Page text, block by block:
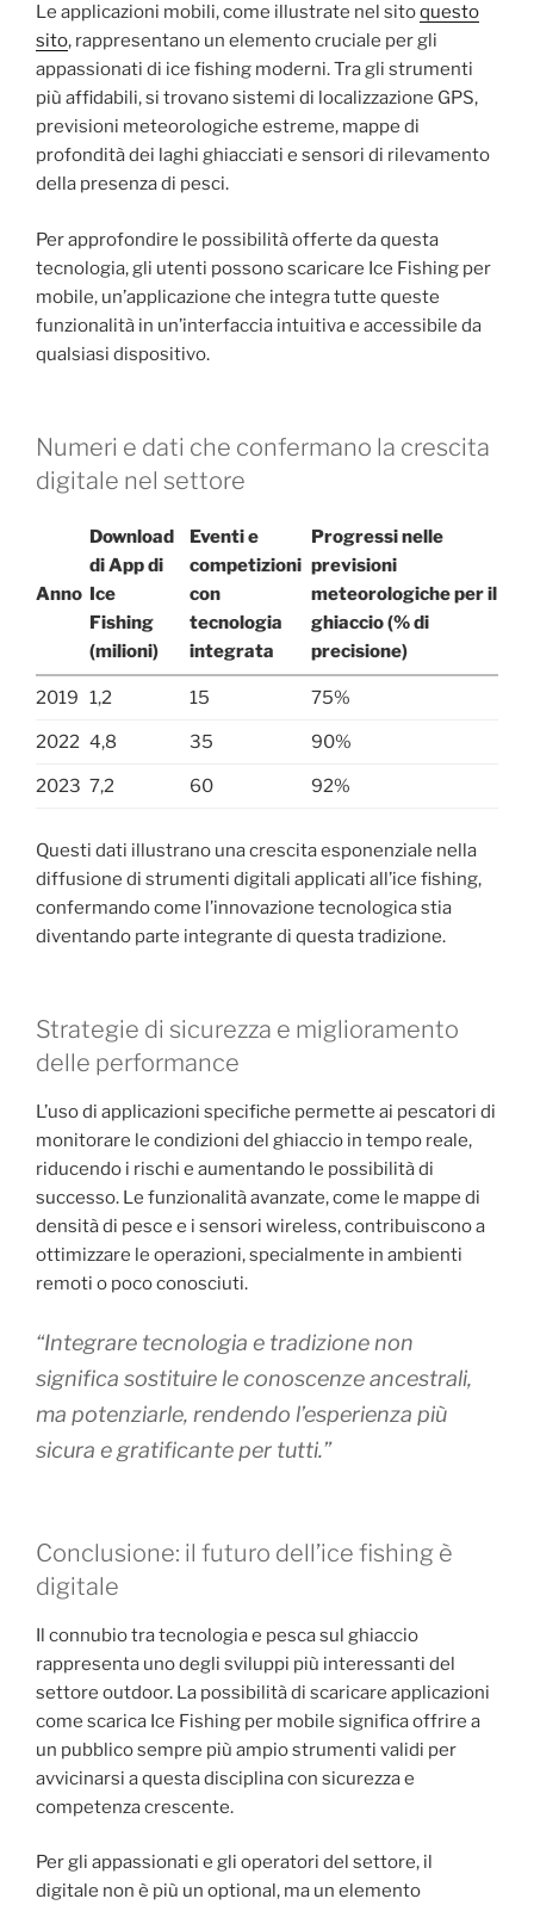
Le applicazioni mobili, come illustrate nel sitoquesto
sito, rappresentano un elemento cruciale per gli
appassionati di ice fishing moderni. Tra gli strumenti
più affidabili, si trovano sistemi di localizzazione GPS,
previsioni meteorologiche estreme, mappe di
profondità dei laghi ghiacciati e sensori di rilevamento
della presenza di pesci.
Per approfondire le possibilità offerte da questa
tecnologia, gli utenti possono scaricare Ice Fishing per
mobile, un’applicazione che integra tutte queste
funzionalità in un’interfaccia intuitiva e accessibile da
qualsiasi dispositivo.
Numeri e dati che confermano la crescita
digitale nel settore
Anno
Download
di App di
Ice
Fishing
(milioni)
Eventi e
competizioni
con
tecnologia
integrata
Progressi nelle
previsioni
meteorologiche per il
ghiaccio (% di
precisione)
2019 1,2 15 75%
2022 4,8 35 90%
2023 7,2 60 92%
Questi dati illustrano una crescita esponenziale nella
diffusione di strumenti digitali applicati all’ice fishing,
confermando come l’innovazione tecnologica stia
diventando parte integrante di questa tradizione.
Strategie di sicurezza e miglioramento
delle performance
L’uso di applicazioni specifiche permette ai pescatori di
monitorare le condizioni del ghiaccio in tempo reale,
riducendo i rischi e aumentando le possibilità di
successo. Le funzionalità avanzate, come le mappe di
densità di pesce e i sensori wireless, contribuiscono a
ottimizzare le operazioni, specialmente in ambienti
remoti o poco conosciuti.
“Integrare tecnologia e tradizione non
significa sostituire le conoscenze ancestrali,
ma potenziarle, rendendo l’esperienza più
sicura e gratificante per tutti.”
Conclusione: il futuro dell’ice fishing è
digitale
Il connubio tra tecnologia e pesca sul ghiaccio
rappresenta uno degli sviluppi più interessanti del
settore outdoor. La possibilità di scaricare applicazioni
come scarica Ice Fishing per mobile significa offrire a
un pubblico sempre più ampio strumenti validi per
avvicinarsi a questa disciplina con sicurezza e
competenza crescente.
Per gli appassionati e gli operatori del settore, il
digitale non è più un optional, ma un elemento